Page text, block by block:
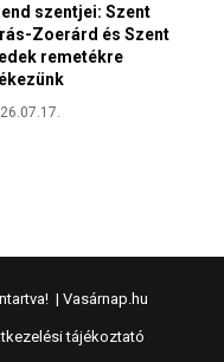
| Vasárnap.hu
tájékoztató